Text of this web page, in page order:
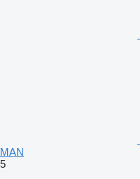
MAN
5